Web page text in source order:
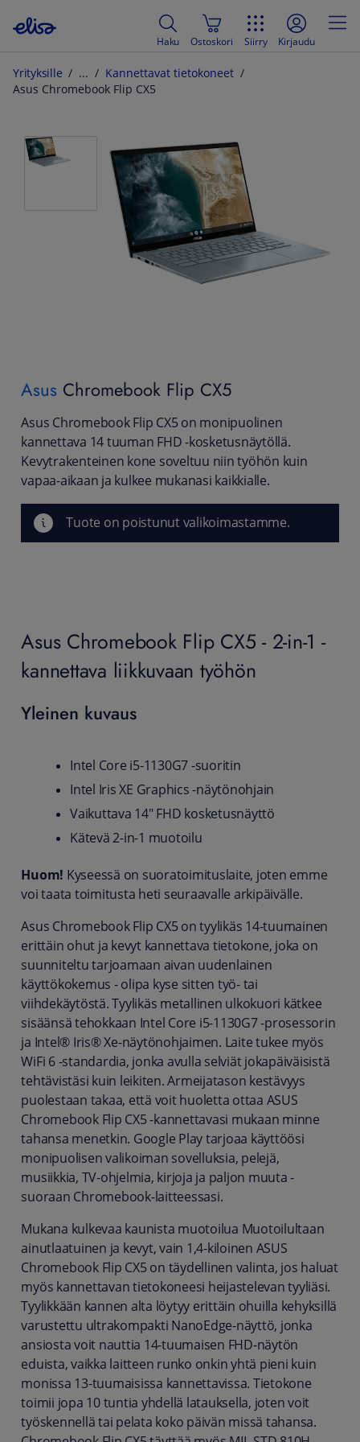
Haku Ostoskori Siirry Kirjaudu
Yrityksille
Kannettavat tietokoneet
Asus Chromebook Flip CX5
Asus Chromebook Flip CX5
Asus Chromebook Flip CX5 on monipuolinen
kannettava 14 tuuman FHD -kosketusnäytöllä.
Kevytrakenteinen kone soveltuu niin työhön kuin
vapaa-aikaan ja kulkee mukanasi kaikkialle.
Tuote on poistunut valikoimastamme.
Asus Chromebook Flip CX5 - 2-in-1 -
kannettava liikkuvaan työhön
Yleinen kuvaus
Intel Core i5-1130G7 -suoritin
Intel Iris XE Graphics -näytönohjain
Vaikuttava 14" FHD kosketusnäyttö
Kätevä 2-in-1 muotoilu
Huom! Kyseessä on suoratoimituslaite, joten emme
voi taata toimitusta heti seuraavalle arkipäivälle.
Asus Chromebook Flip CX5 on tyylikäs 14-tuumainen
erittäin ohut ja kevyt kannettava tietokone, joka on
suunniteltu tarjoamaan aivan uudenlainen
käyttökokemus - olipa kyse sitten työ- tai
viihdekäytöstä. Tyylikäs metallinen ulkokuori kätkee
sisäänsä tehokkaan Intel Core i5-1130G7 -prosessorin
ja Intel® Iris® Xe-näytönohjaimen. Laite tukee myös
WiFi 6 -standardia, jonka avulla selviät jokapäiväisistä
tehtävistäsi kuin leikiten. Armeijatason kestävyys
puolestaan takaa, että voit huoletta ottaa ASUS
Chromebook Flip CX5 -kannettavasi mukaan minne
tahansa menetkin. Google Play tarjoaa käyttöösi
monipuolisen valikoiman sovelluksia, pelejä,
musiikkia, TV-ohjelmia, kirjoja ja paljon muuta -
suoraan Chromebook-laitteessasi.
Mukana kulkevaa kaunista muotoilua Muotoilultaan
ainutlaatuinen ja kevyt, vain 1,4-kiloinen ASUS
Chromebook Flip CX5 on täydellinen valinta, jos haluat
myös kannettavan tietokoneesi heijastelevan tyyliäsi.
Tyylikkään kannen alta löytyy erittäin ohuilla kehyksillä
varustettu ultrakompakti NanoEdge-näyttö, jonka
ansiosta voit nauttia 14-tuumaisen FHD-näytön
eduista, vaikka laitteen runko onkin yhtä pieni kuin
monissa 13-tuumaisissa kannettavissa. Tietokone
toimii jopa 10 tuntia yhdellä latauksella, joten voit
työskennellä tai pelata koko päivän missä tahansa.